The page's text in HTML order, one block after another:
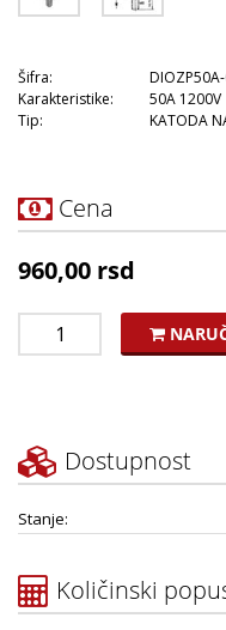
Šifra:
Karakteristike:
50A 1200V
Tip:
KATODA
Cena
960,00 rsd
Dostupnost
Stanje:
Količinski